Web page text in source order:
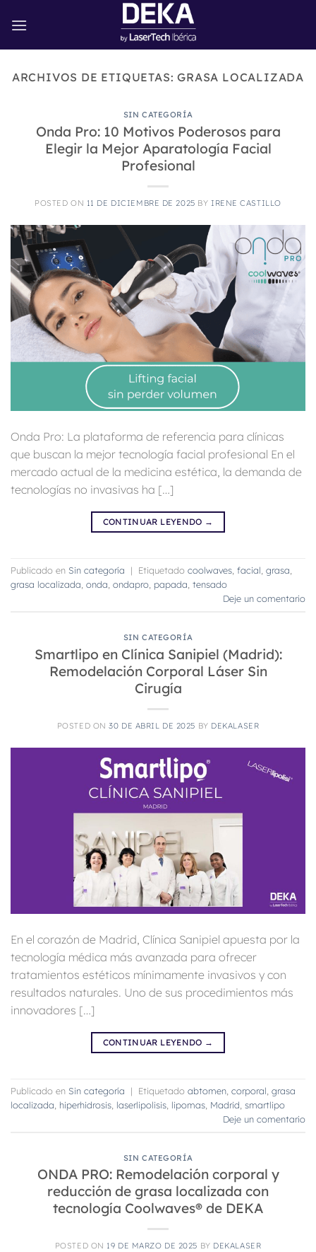
ARCHIVOS DE ETIQUETAS:GRASA LOCALIZADA
SIN CATEGORÍA
Onda Pro: 10 Motivos Poderosos para
Elegir la Mejor Aparatología Facial
Profesional
POSTED ON 11 DE DICIEMBRE DE 2025 BY IRENE CASTILLO
Onda Pro: La plataforma de referencia para clínicas
que buscan la mejor tecnología facial profesional En el
mercado actual de la medicina estética, la demanda de
tecnologías no invasivas ha […]
CONTINUAR LEYENDO →
Publicado en Sin categoría | Etiquetado coolwaves, facial, grasa,
grasa localizada, onda, ondapro, papada, tensado
Deje un comentario
SIN CATEGORÍA
Smartlipo en Clínica Sanipiel (Madrid):
Remodelación Corporal Láser Sin
Cirugía
POSTED ON30 DE ABRIL DE 2025 BY DEKALASER
En el corazón de Madrid, Clínica Sanipiel apuesta por la
tecnología médica más avanzada para ofrecer
tratamientos estéticos mínimamente invasivos y con
resultados naturales. Uno de sus procedimientos más
innovadores […]
CONTINUAR LEYENDO →
Publicado en Sin categoría | Etiquetado abtomen corporal grasa
localizada hiperhidrosis laserlipolisis lipomas Madrid smartlipo
Deje un comentario
SIN CATEGORÍA
ONDA PRO: Remodelación corporal y
reducción de grasa localizada con
tecnología Coolwaves® de DEKA
POSTED ON 19 DE MARZO DE 2025 BY DEKALASER